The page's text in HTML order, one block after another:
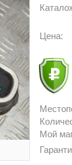
Цена:
Мой